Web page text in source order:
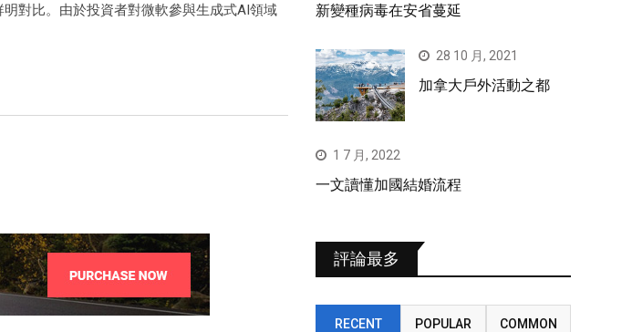
對比。由於投資者對微軟參與生成式AI領域
新變種病毒在安省蔓延
28 10 月, 2021
加拿大戶外活動之都
1 7 月, 2022
一文讀懂加國結婚流程
評論最多
RECENT POPULAR COMMON